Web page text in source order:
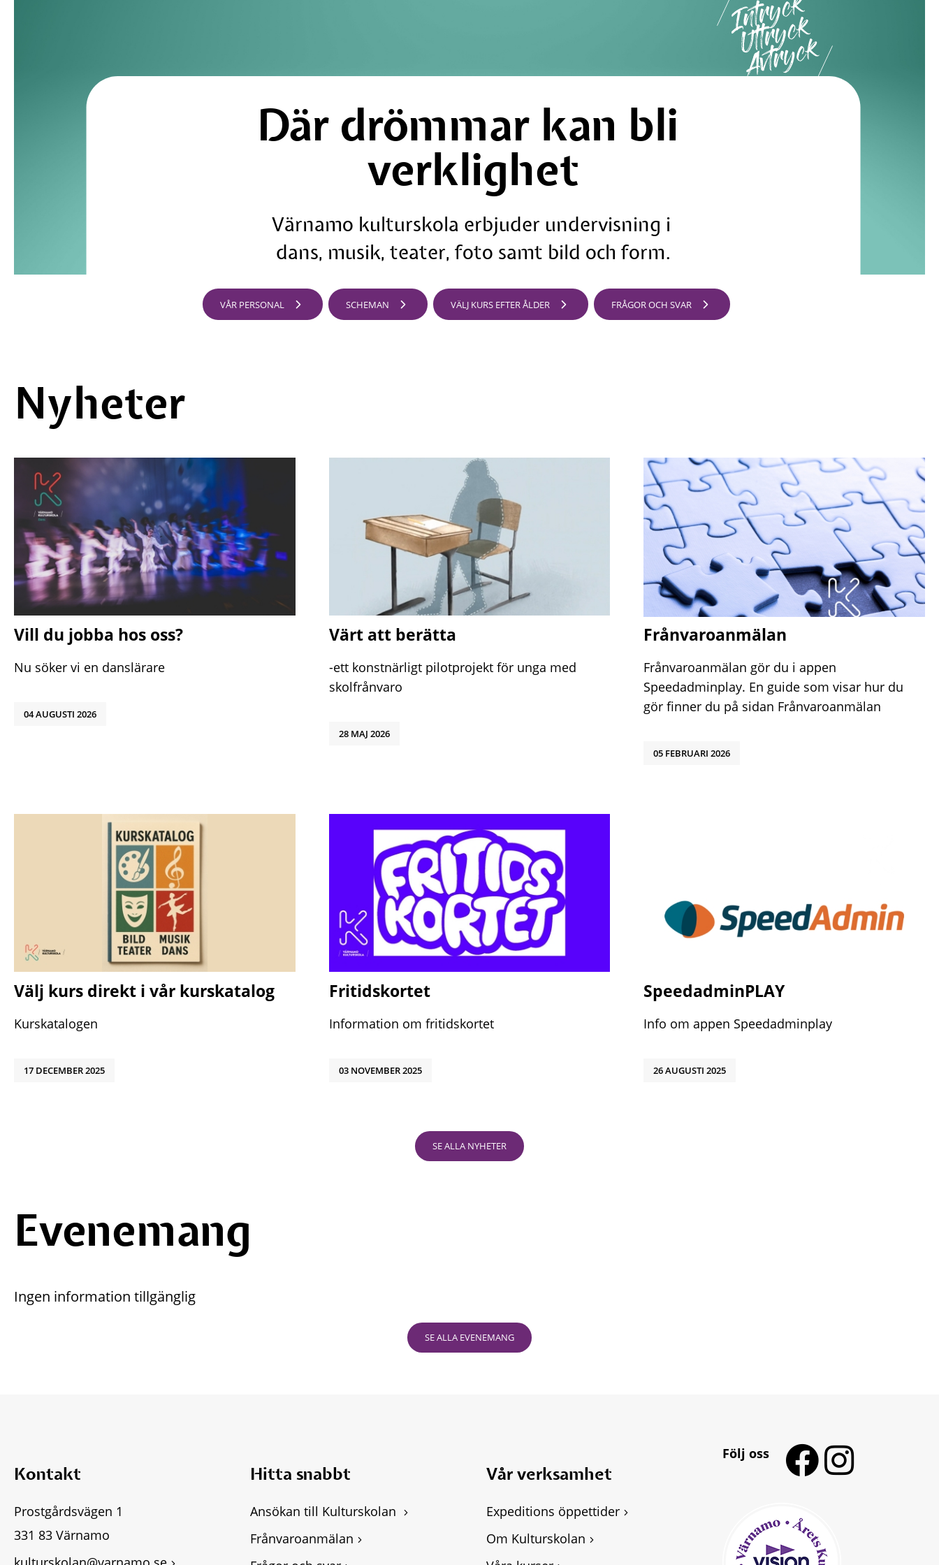
Där drömmar kan bli
verklighet
Värnamo kulturskola erbjuder undervisning i
dans, musik, teater, foto samt bild och form.
VÅR PERSONAL SCHEMAN VÄLJ KURS EFTER ÅLDER FRÅGOR OCH SVAR
Nyheter
Vill du jobba hos oss?
Nu söker vi en danslärare
04 AUGUSTI 2026
Värt att berätta
-ett konstnärligt pilotprojekt för unga med
skolfrånvaro
28 MAJ 2026
Frånvaroanmälan
Frånvaroanmälan gör du i appen
Speedadminplay. En guide som visar hur du
gör finner du på sidan Frånvaroanmälan
05 FEBRUARI 2026
Välj kurs direkt i vår kurskatalog
Kurskatalogen
17 DECEMBER 2025
Fritidskortet
Information om fritidskortet
03 NOVEMBER 2025
SpeedadminPLAY
Info om appen Speedadminplay
26 AUGUSTI 2025
SE ALLA NYHETER
Evenemang
Ingen information tillgänglig
SE ALLA EVENEMANG
Kontakt
Prostgårdsvägen 1
331 83 Värnamo
Hitta snabbt
Ansökan till Kulturskolan
Frånvaroanmälan
Vår verksamhet
Expeditions öppettider
Om Kulturskolan
Följ oss